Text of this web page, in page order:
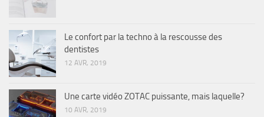
Le confort par la techno à la rescousse des
dentistes
12 AVR, 2019
Une carte vidéo ZOTAC puissante, mais laquelle?
10 AVR, 2019